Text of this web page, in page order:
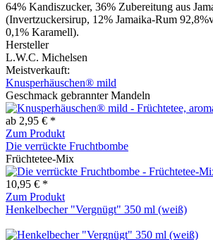
64% Kandiszucker, 36% Zubereitung aus
(Invertzuckersirup, 12% Jamaika-Rum
0,1% Karamell).
Hersteller
L.W.C. Michelsen
Meistverkauft:
Knusperhäuschen® mild
Geschmack gebrannter Mandeln
ab 2,95 € *
Zum Produkt
Die verrückte Fruchtbombe
Früchtetee-Mix
10,95 € *
Zum Produkt
Henkelbecher "Vergnügt" 350 ml (weiß)